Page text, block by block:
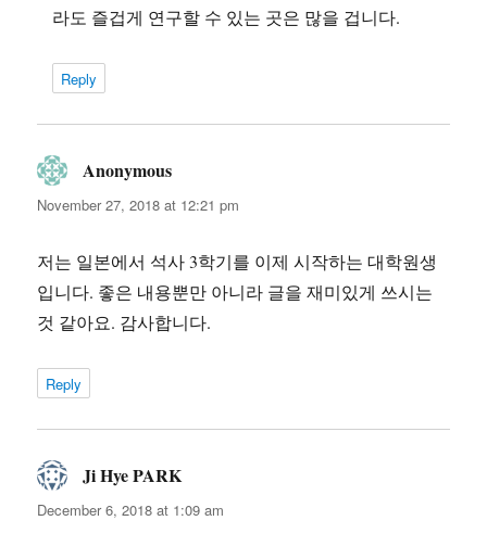
라도 즐겁게 연구할 수 있는 곳은 많을 겁니다.
Reply
Anonymous
November 27, 2018 at 12:21 pm
저는 일본에서 석사 3학기를 이제 시작하는 대학원생
입니다. 좋은 내용뿐만 아니라 글을 재미있게 쓰시는
것 같아요. 감사합니다.
Reply
Ji Hye PARK
December 6, 2018 at 1:09 am